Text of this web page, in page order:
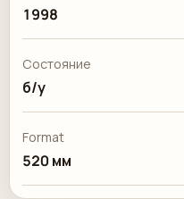
1998
Состояние
б/у
Format
520 мм